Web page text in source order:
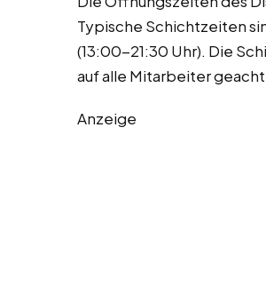
Typische Schichtzeiten
(13:00-21:30 Uhr). Die
auf alle Mitarbeiter
Anzeige